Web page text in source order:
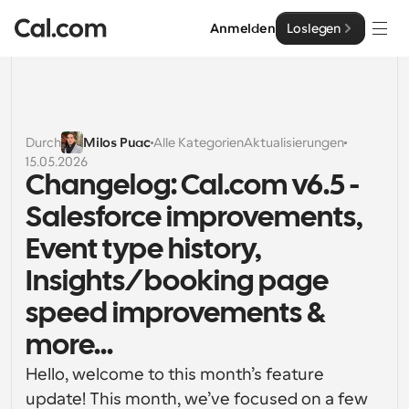
Anmelden Loslegen
Lösungen
Nach Teamgröße
Für Einzelpersonen
Persönliche Terminplanung einfach gemacht
Für Teams
Kollaborative Planung für Gruppen
Für Entwickler
Leistungsstarke Funktionen und Integrationen
Für Unternehmen
Enterprise
Entwickler
Dokumentation für die Cal.com-Plattform
API
Ressourcen
API
Erstellen Sie Ihre eigenen Integrationen mit unserer
Preisgestaltung
Durch Milos Puac Alle KategorienAktualisierungen
15.05.2026
Changelog: Cal.com v6.5 -
Salesforce improvements,
Event type history,
Insights/booking page
speed improvements &
more...
Hello, welcome to this month’s feature
update! This month, we’ve focused on a few